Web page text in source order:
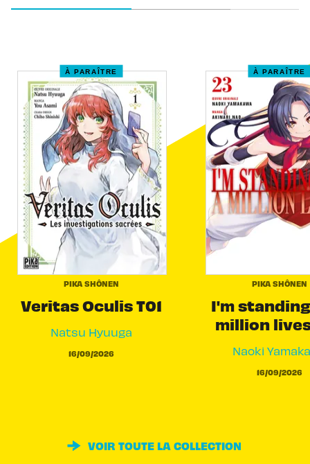
À PARAÎTRE
PIKA SHÔNEN
Veritas Oculis T01
Natsu Hyuuga
16/09/2026
À PARAÎTRE
PIKA SHÔNEN
I'm
million
Naoki
16/09/2026
VOIR TOUTE LA COLLECTION